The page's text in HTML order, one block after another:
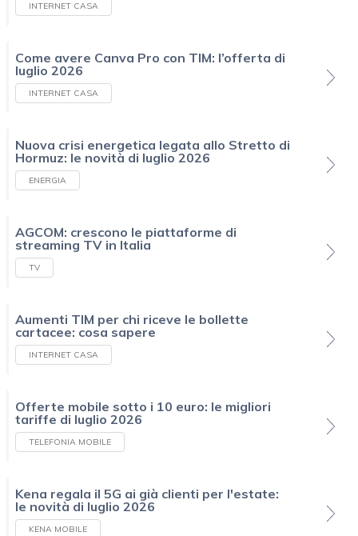
INTERNET CASA
Come avere Canva Pro con TIM: l’offerta di
luglio 2026
INTERNET CASA
Nuova crisi energetica legata allo Stretto di
Hormuz: le novità di luglio 2026
ENERGIA
AGCOM: crescono le piattaforme di
streaming TV in Italia
TV
Aumenti TIM per chi riceve le bollette
cartacee: cosa sapere
INTERNET CASA
Offerte mobile sotto i 10 euro: le migliori
tariffe di luglio 2026
TELEFONIA MOBILE
Kena regala il 5G ai già clienti per l'estate:
le novità di luglio 2026
KENA MOBILE